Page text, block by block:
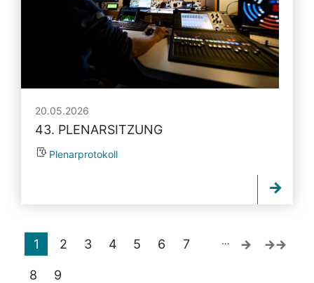
20.05.2026
43. PLENARSITZUNG
Plenarprotokoll
1 2 3 4 5 6 7
8 9
…